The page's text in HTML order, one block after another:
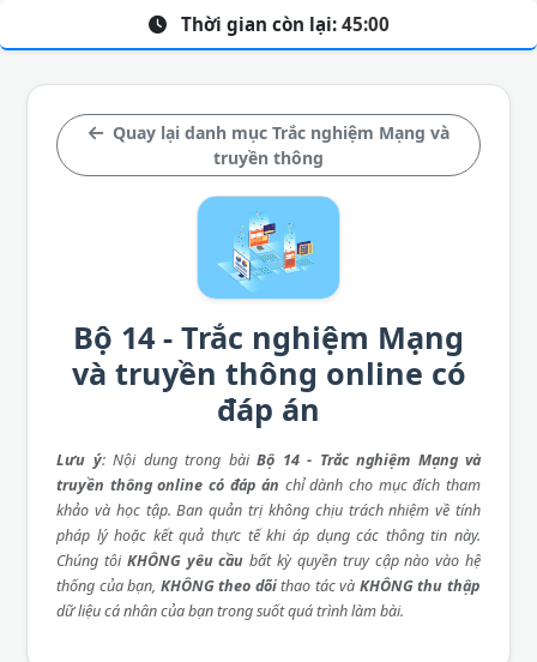
Quay lại danh mục Trắc nghiệm Mạng và
truyền thông
Bộ 14 - Trắc nghiệm Mạng
và truyền thông online có
đáp án
Lưu ý: Nội dung trong bài Bộ 14 - Trắc nghiệm Mạng và
truyền thông online có đáp án chỉ dành cho mục đích tham
khảo và học tập. Ban quản trị không chịu trách nhiệm về tính
pháp lý hoặc kết quả thực tế khi áp dụng các thông tin này.
Chúng tôi KHÔNG yêu cầu bất kỳ quyền truy cập nào vào hệ
thống của bạn, KHÔNG theo dõithao tác và KHÔNG thu thập
dữ liệu cá nhân của bạn trong suốt quá trình làm bài.
Thời gian còn lại: 45:00